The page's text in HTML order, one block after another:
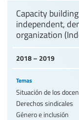
2018 – 2019
Capacity
independent,
organization
Temas
Situación de los
Derechos sindicales
Género e inclusión